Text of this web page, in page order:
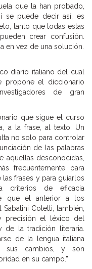
que la han probado,
se puede decir así, es
tanto que todas estas
crear confusión.
en vez de una solución.
diario italiano del cual
propone el diccionario
de gran
que sigue el curso
a la frase, al texto. Un
no solo para controlar
de las palabras
aquellas desconocidas,
frecuentemente para
frases y para guiarlos
de eficacia
que el anterior a los
Coletti, también,
precisión el léxico del
de la tradición literaria.
de la lengua italiana
sus cambios, y son
en su campo.”